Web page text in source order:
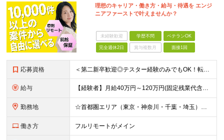
理想のキャリア・働き方・給与・待遇を エンジ
ニアファーストで叶えませんか？
未経験歓迎 学歴不問 ベテランOK
完全週休2日 賞与複数月 面接1回
応募資格 ＜第二新卒歓迎◎テスター経験のみでもOK！転職回数不問＞ ■学歴不問 ■ブランクOK ■エンジニアとしての実務経験が1年以上ある方 └開発、インフラ、工程、言語は一切不問！ ※未経験も若干名募集して
給与 【経験者】月給40万円～120万円(固定残業代含む)+各種手当 ★前職給与の総収入額を100％保証｜還元率84％〜100％ ★20代の平均年収570万円 ※月給には、みなし残業手当(月30時間／5万
勤務地 ☆首都圏エリア（東京・神奈川・千葉・埼玉）・名古屋・大阪・福岡を中心とした全国各地のプロジェクト先に参画いただきます。 ※希望をヒアリングした上で決定します ☆全国各地からフルリモートOK 【本社】
働き方 フルリモートがメイン